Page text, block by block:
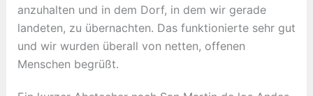
anzuhalten und in dem Dorf, in dem wir gerade
landeten, zu übernachten. Das funktionierte sehr gut
und wir wurden überall von netten, offenen
Menschen begrüßt.